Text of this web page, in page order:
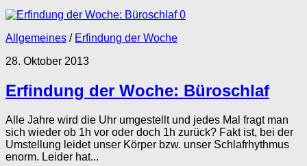
0
Allgemeines / Erfindung der Woche
28. Oktober 2013
Erfindung der Woche: Büroschlaf
Alle Jahre wird die Uhr umgestellt und jedes Mal fragt man
sich wieder ob 1h vor oder doch 1h zurück? Fakt ist, bei der
Umstellung leidet unser Körper bzw. unser Schlafrhythmus
enorm. Leider hat...